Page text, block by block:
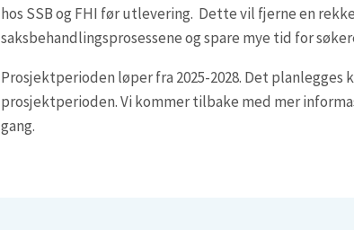
hos SSB og FHI før utlevering. Dette vil fjerne en
saksbehandlingsprosessene og spare mye tid for
Prosjektperioden løper fra 2025-2028. Det planlegges
prosjektperioden. Vi kommer tilbake med mer
gang.